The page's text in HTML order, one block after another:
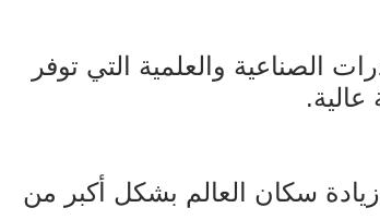
الصناعية والعلمية التي توفر
سكان العالم بشكل أكبر من